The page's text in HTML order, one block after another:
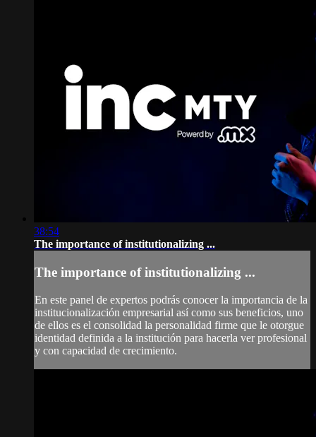
38:54
The importance of institutionalizing ...
The importance of institutionalizing ...
En este panel de expertos podrás conocer la importancia de la
institucionalización empresarial así como sus beneficios, uno
de ellos es el consolidad la personalidad firme que le otorgue
identidad definida a la institución para hacerla ver profesional
y con capacidad de crecimiento.